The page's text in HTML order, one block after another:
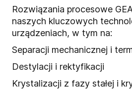
Rozwiązania procesowe
naszych kluczowych
urządzeniach, w tym na:
Separacji mechanicznej i
Destylacji i rektyfikacji
Krystalizacji z fazy stałej i